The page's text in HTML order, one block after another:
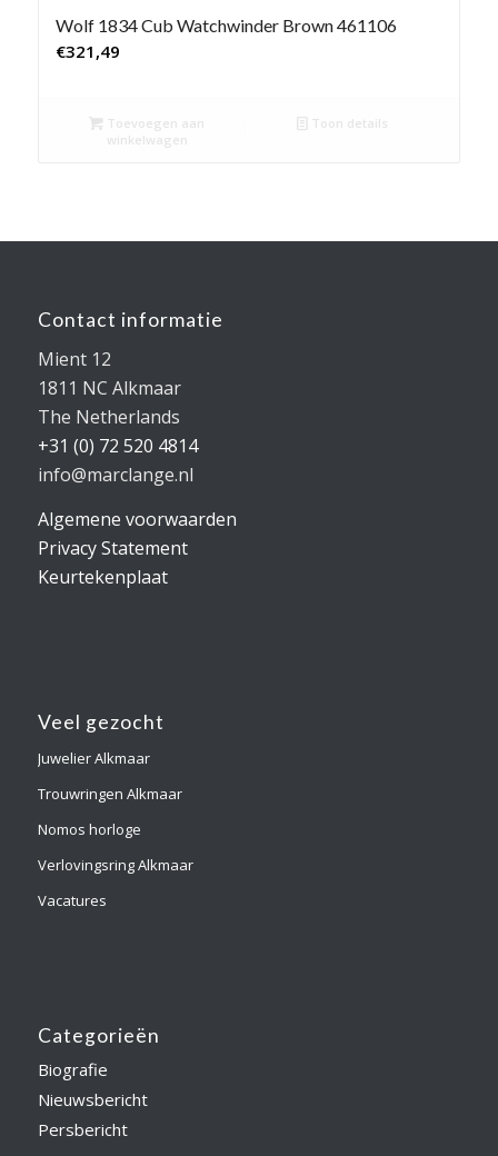
Wolf 1834 Cub Watchwinder Brown 461106
€321,49
Toevoegen aan
winkelwagen
Toon details
Contact informatie
Mient 12
1811 NC Alkmaar
The Netherlands
+31 (0) 72 520 4814
info@marclange.nl
Algemene voorwaarden
Privacy Statement
Keurtekenplaat
Veel gezocht
Juwelier Alkmaar
Trouwringen Alkmaar
Nomos horloge
Verlovingsring Alkmaar
Vacatures
Categorieën
Biografie
Nieuwsbericht
Persbericht